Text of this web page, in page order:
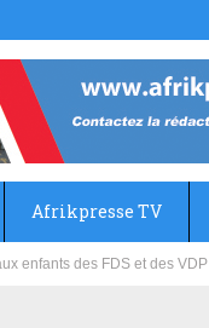
Afrikpresse TV